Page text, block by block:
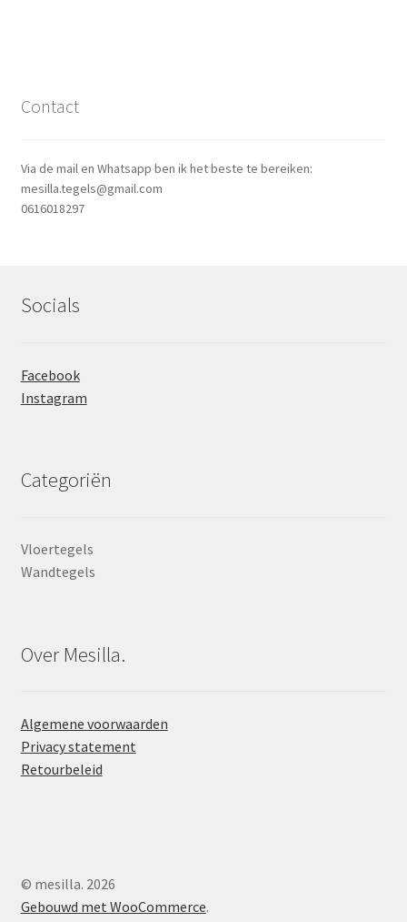
Contact
Via de mail en Whatsapp ben ik het beste te bereiken:
mesilla.tegels@gmail.com
0616018297
Socials
Facebook
Instagram
Categoriën
Vloertegels
Wandtegels
Over Mesilla.
Algemene voorwaarden
Privacy statement
Retourbeleid
© mesilla. 2026
Gebouwd met WooCommerce.